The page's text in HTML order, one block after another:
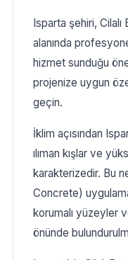
Isparta şehiri,
alanında
hizmet sunduğu
projenize uygun
geçin.
İklim açısından
ılıman kışlar ve
karakterizedir. Bu
Concrete)
korumalı yüzeyler
önünde